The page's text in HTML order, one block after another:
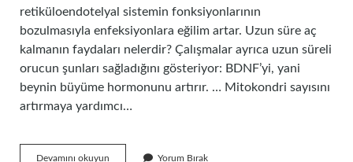
retiküloendotelyal sistemin fonksiyonlarının
bozulmasıyla enfeksiyonlara eğilim artar. Uzun süre aç
kalmanın faydaları nelerdir? Çalışmalar ayrıca uzun süreli
orucun şunları sağladığını gösteriyor: BDNF’yi, yani
beynin büyüme hormonunu artırır. … Mitokondri sayısını
artırmaya yardımcı…
Devamını okuyun Yorum Bırak